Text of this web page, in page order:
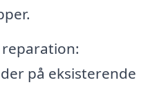
på eksisterende